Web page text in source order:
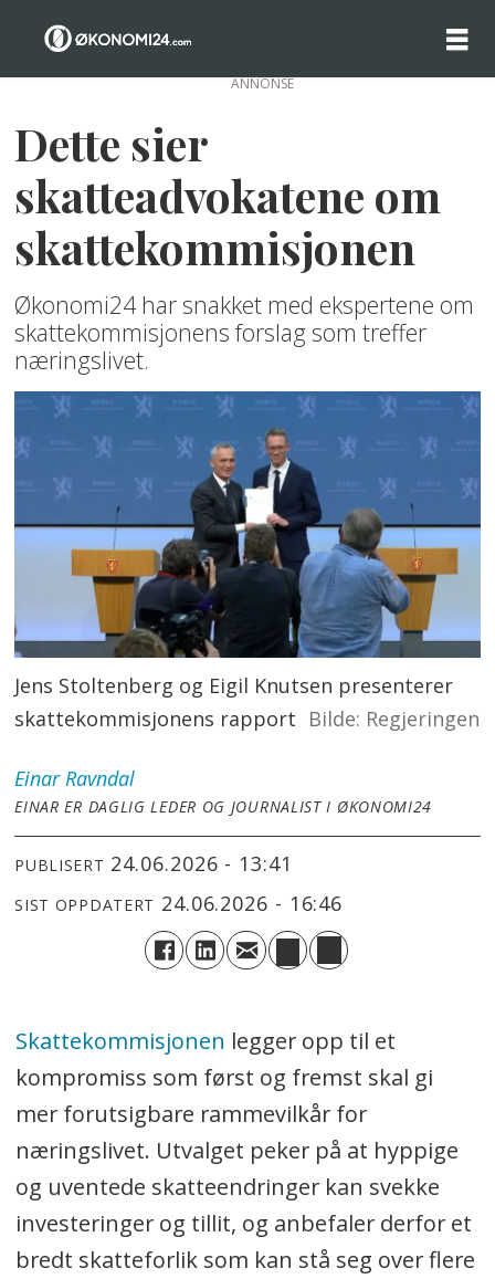
ANNONSE
Dette sier
skatteadvokatene om
skattekommisjonen
Økonomi24 har snakket med ekspertene om
skattekommisjonens forslag som treffer
næringslivet.
Jens Stoltenberg og Eigil Knutsen presenterer
skattekommisjonens rapport
Regjeringen
Einar Ravndal
EINAR ER DAGLIG LEDER OG JOURNALIST I ØKONOMI24
PUBLISERT 24.06.2026 - 13:41
SIST OPPDATERT 24.06.2026 - 16:46
Skattekommisjonen legger opp til et
kompromiss som først og fremst skal gi
mer forutsigbare rammevilkår for
næringslivet. Utvalget peker på at hyppige
og uventede skatteendringer kan svekke
investeringer og tillit, og anbefaler derfor et
bredt skatteforlik som kan stå seg over flere